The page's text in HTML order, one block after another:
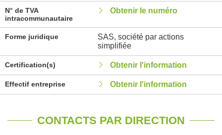
N° de TVA
intracommunautaire
Obtenir le numéro
Forme juridique
SAS, société par actions
simplifiée
Certification(s) Obtenir l'information
Effectif entreprise Obtenir l'information
CONTACTS PAR DIRECTION